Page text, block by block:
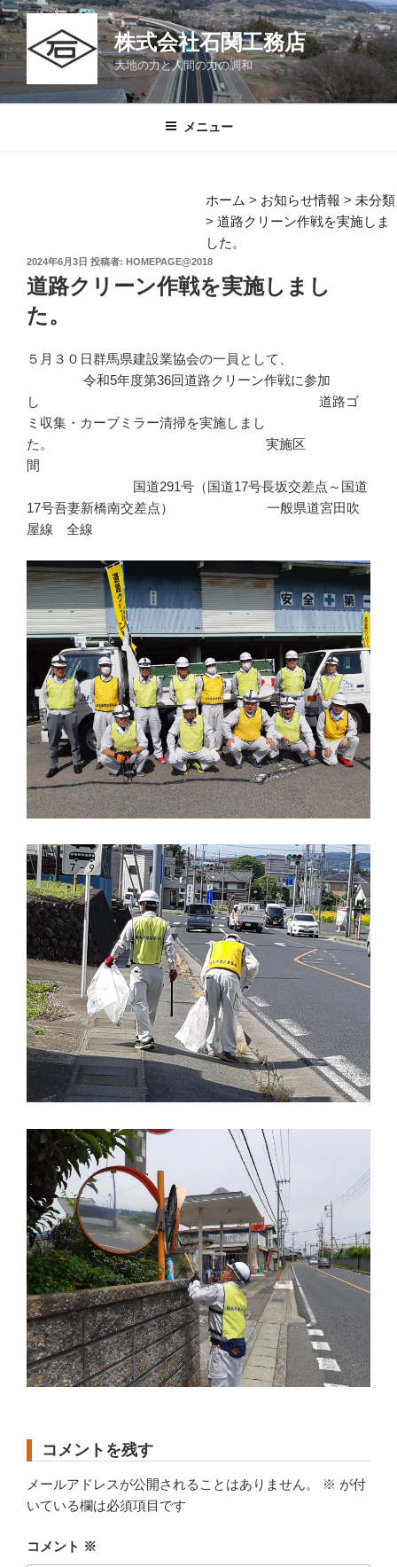
コ
ン
テ
ツ
株式会社石関工務店
大地の力と人間の力の調和
メニュー
ホーム > お知らせ情報 > 未分類
> 道路クリーン作戦を実施しま
した。
投
稿
日:
2024年6月3日 投稿者: HOMEPAGE@2018
道路クリーン作戦を実施しまし
た。
５月３０日群馬県建設業協会の一員として、
令和5年度第36回道路クリーン作戦に参加
し 道路ゴ
ミ収集・カーブミラー清掃を実施しまし
た。 実施区
間
国道291号（国道17号長坂交差点～国道
17号吾妻新橋南交差点） 一般県道宮田吹
屋線 全線
コメントを残す
メールアドレスが公開されることはありません。 ※ が付
いている欄は必須項目です
コメント ※